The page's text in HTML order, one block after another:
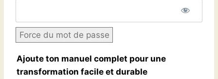
Force du mot de passe
Ajoute ton manuel complet pour une
transformation facile et durable